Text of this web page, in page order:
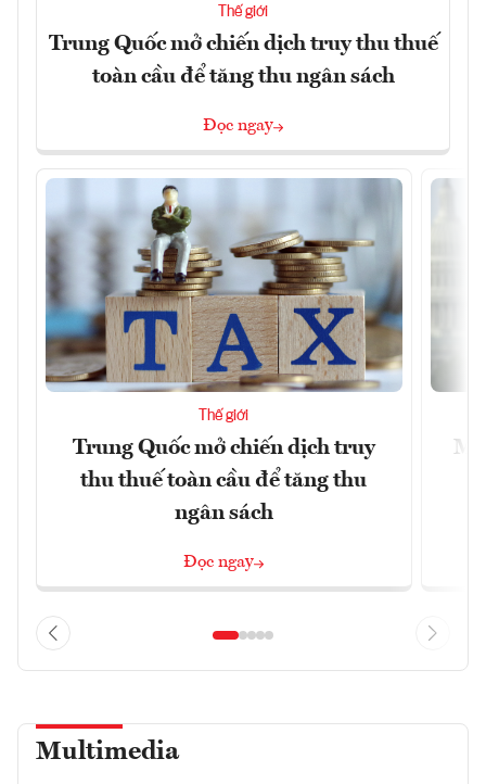
Thế giới
Trung Quốc mở chiến dịch truy thu thuế
toàn cầu để tăng thu ngân sách
Đọc ngay
Thế giới
Trung Quốc mở chiến dịch truy
thu thuế toàn cầu để tăng thu
ngân sách
Đọc ngay
Multimedia